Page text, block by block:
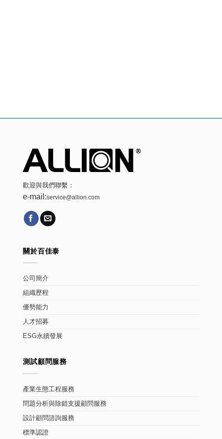
歡迎與我們聯繫：
e-mail:service@allion.com
關於百佳泰
公司簡介
組織歷程
優勢能力
人才招募
ESG永續發展
測試顧問服務
產業生態工程服務
問題分析與除錯支援顧問服務
設計顧問諮詢服務
標準認證